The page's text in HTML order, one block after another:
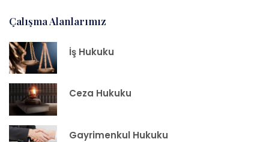
Çalışma Alanlarımız
İş Hukuku
Ceza Hukuku
Gayrimenkul Hukuku